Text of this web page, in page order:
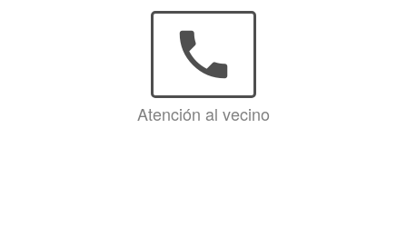
phone
Atención al vecino